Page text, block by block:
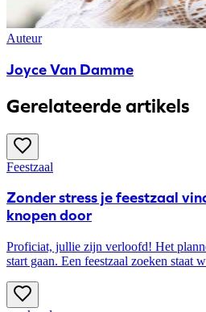
Auteur
Joyce Van Damme
Gerelateerde artikels
Feestzaal
Zonder stress je feestzaal
knopen door
Proficiat, jullie zijn verloofd! Het
start gaan. Een feestzaal zoeken staat
namelijk de toon voor de rest van
echter aan die zoektocht naar de